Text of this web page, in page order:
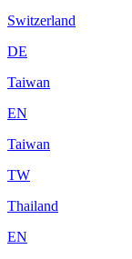
Switzerland
DE
Taiwan
EN
Taiwan
TW
Thailand
EN